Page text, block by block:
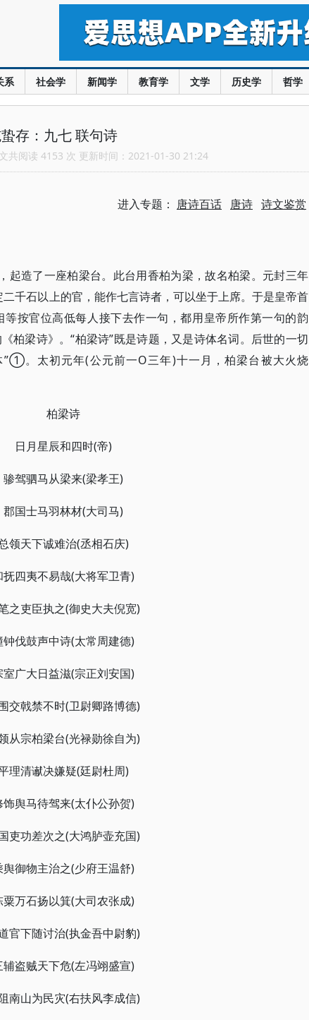
系 社会学 新闻学 教育学 文学 历史学 哲学
存：九七 联句诗
阅读 4153 次 更新时间：2021-01-30 21:24
进入专题： 唐诗百话 唐诗 诗文鉴赏
造了一座柏梁台。此台用香柏为梁，故名柏梁。元封三年
千石以上的官，能作七言诗者，可以坐于上席。于是皇帝首
按官位高低每人接下去作一句，都用皇帝所作第一句的韵
柏梁诗》。“柏梁诗”既是诗题，又是诗体名词。后世的一切
”①。太初元年(公元前一O三年)十一月，柏梁台被大火烧
柏梁诗
日月星辰和四时(帝)
骖驾驷马从梁来(梁孝王)
郡国士马羽林材(大司马)
领天下诚难治(丞相石庆)
抚四夷不易哉(大将军卫青)
之吏臣执之(御史大夫倪宽)
钟伐鼓声中诗(太常周建德)
室广大日益滋(宗正刘安国)
交戟禁不时(卫尉卿路博德)
从宗柏梁台(光禄勋徐自为)
理清谳决嫌疑(廷尉杜周)
饰舆马待驾来(太仆公孙贺)
吏功差次之(大鸿胪壶充国)
舆御物主治之(少府王温舒)
粟万石扬以箕(大司农张成)
官下随讨治(执金吾中尉豹)
辅盗贼天下危(左冯翊盛宣)
南山为民灾(右扶风李成信)